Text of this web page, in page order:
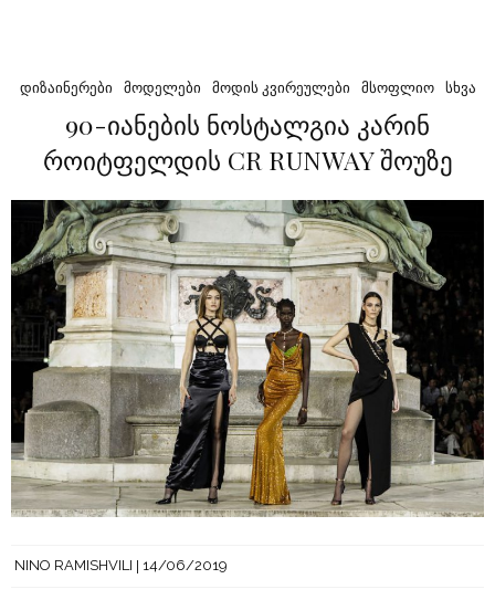
ᲓᲘᲖᲐᲘᲜᲔᲠᲔᲑᲘ ᲛᲝᲓᲔᲚᲔᲑᲘ ᲛᲝᲓᲘᲡ ᲙᲕᲘᲠᲔᲣᲚᲔᲑᲘ ᲛᲡᲝᲤᲚᲘᲝ ᲡᲮᲕᲐ
90-იანების ნოსტალგია კარინ
როიტფელდის CR RUNWAY შოუზე
NINO RAMISHVILI 14/06/2019